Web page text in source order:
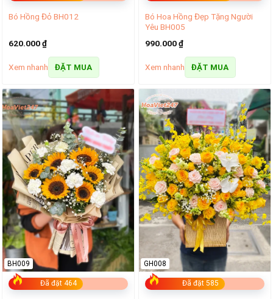
Bó Hồng Đỏ BH012
620.000₫
Xem nhanh ĐẶT MUA
Bó Hoa Hồng Đẹp Tặng Người
Yêu BH005
990.000₫
Xem nhanh ĐẶT MUA
Đã đặt 464
BH009
Đã đặt 585
GH008